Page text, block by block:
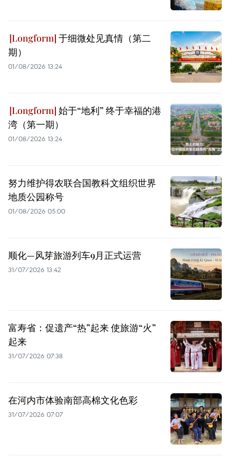
于细微处见真情（第二
期）
01/08/2026 13:24
始于“地利” 终于幸福的港
湾（第一期）
01/08/2026 13:24
努力维护得农联合国教科文组织世界
地质公园称号
01/08/2026 05:00
顺化—风芽旅游列车9月正式运营
31/07/2026 13:42
富寿省：促遗产“热”起来 使旅游“火”
起来
31/07/2026 07:38
在河内市体验南部高棉文化色彩
31/07/2026 07:07